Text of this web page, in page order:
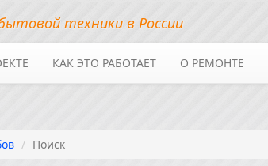
техники в России
КАК ЭТО РАБОТАЕТ О РЕМОНТЕ
Поиск